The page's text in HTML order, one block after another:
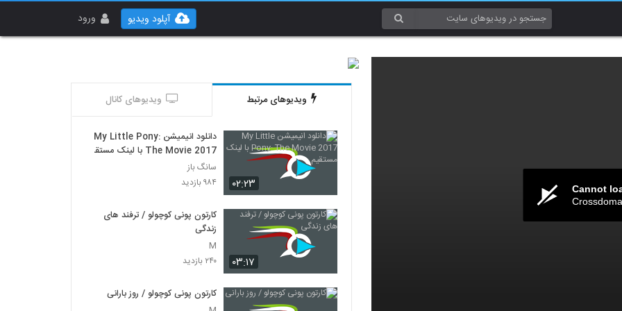
ورود آپلود ویدیو
Cannot
ویدیوهای مرتبط ویدیوهای کانال
۰۲:۲۳
دانلود انیمیشن My Little Pony:
The Movie 2017 با لینک مستقیم
سانگ باز
۹۸۴ بازدید
۰۳:۱۷
کارتون پونی کوچولو / ترفند های
زندگی
M
۲۴۰ بازدید
کارتون پونی کوچولو / روز بارانی